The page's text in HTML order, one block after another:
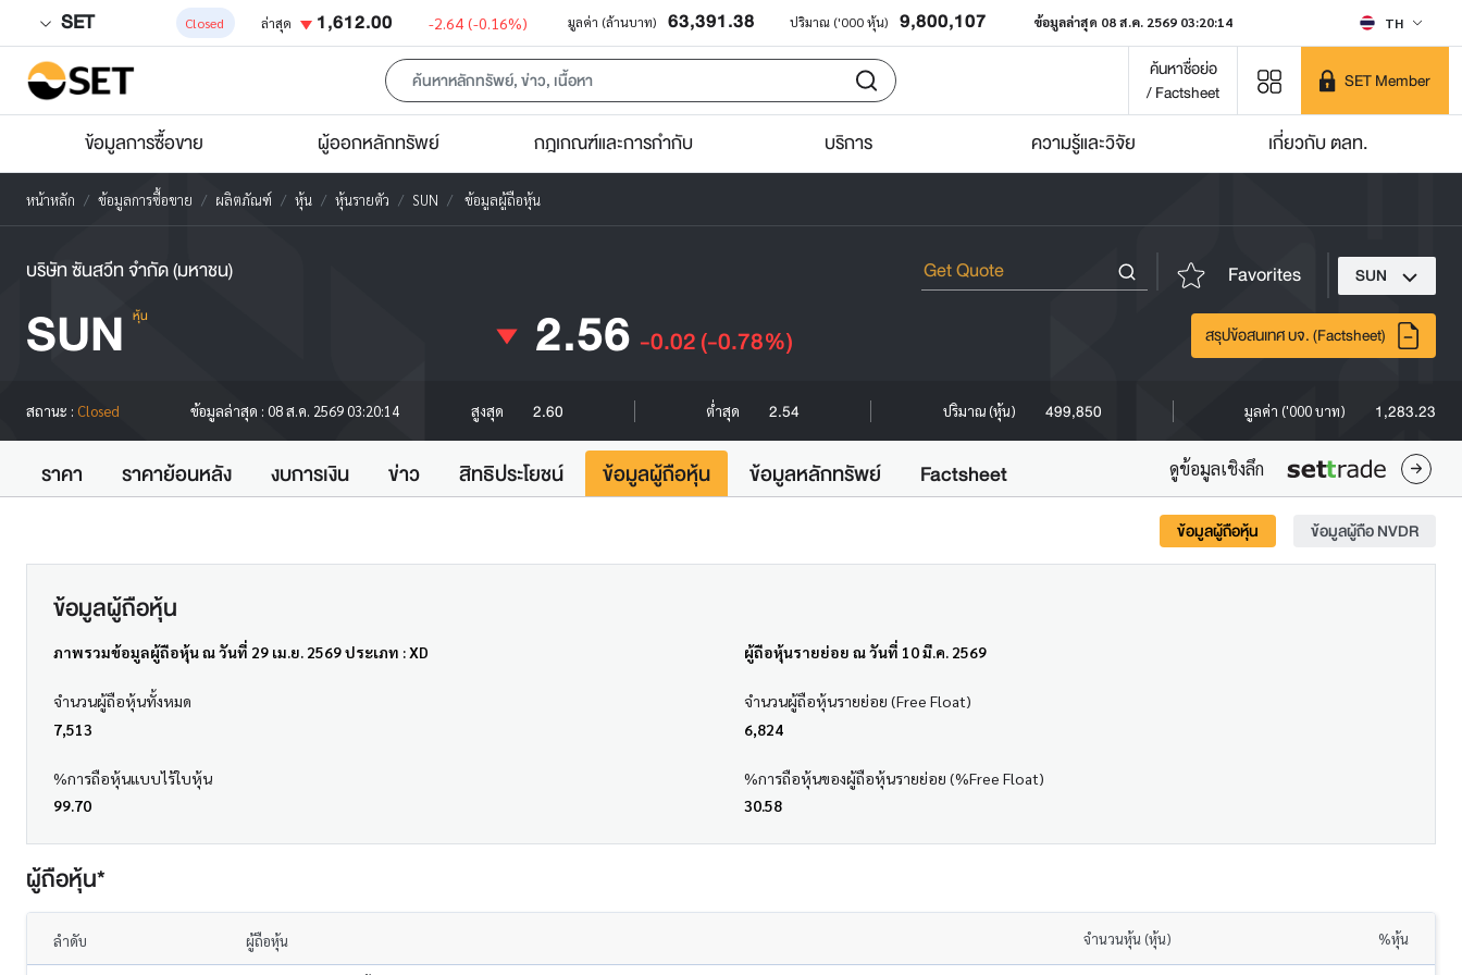
SET Closed ล่าสุด 1,612.00 -2.64 (-0.16%) มูลค่า (ล้านบาท) 63,391.38 ปริมาณ ('000 หุ้น) 9,800,107 ข้อมูลล่าสุด 08 ส.ค. 2569 03:20:14 TH
ค้นหาชื่อย่อ
/ Factsheet
SET Member
ข้อมูลการซื้อขาย ผู้ออกหลักทรัพย์ กฎเกณฑ์และการกำกับ บริการ ความรู้และวิจัย เกี่ยวกับ ตลท.
หน้าหลัก ข้อมูลการซื้อขาย ผลิตภัณฑ์ หุ้น หุ้นรายตัว SUN ข้อมูลผู้ถือหุ้น
บริษัท ซันสวีท จำกัด (มหาชน) Favorites SUN
SUN หุ้น 2.56 -0.02(-0.78%) สรุปข้อสนเทศ บจ. (Factsheet)
สถานะ : Closed ข้อมูลล่าสุด :08 ส.ค. 2569 03:20:14 สูงสุด 2.60 ต่ำสุด 2.54 ปริมาณ (หุ้น) 499,850 มูลค่า ('000 บาท) 1,283.23
ราคา ราคาย้อนหลัง งบการเงิน ข่าว สิทธิประโยชน์ ข้อมูลผู้ถือหุ้น ข้อมูลหลักทรัพย์ Factsheet ดูข้อมูลเชิงลึก
ข้อมูลผู้ถือหุ้น ข้อมูลผู้ถือ NVDR
ข้อมูลผู้ถือหุ้น
ภาพรวมข้อมูลผู้ถือหุ้น ณ วันที่ 29 เม.ย. 2569 ประเภท : XD ผู้ถือหุ้นรายย่อย ณ วันที่ 10 มี.ค. 2569
จำนวนผู้ถือหุ้นทั้งหมด
7,513
จำนวนผู้ถือหุ้นรายย่อย (Free Float)
6,824
%การถือหุ้นแบบไร้ใบหุ้น
99.70
%การถือหุ้นของผู้ถือหุ้นรายย่อย (%Free Float)
30.58
ผู้ถือหุ้น*
ลำดับ ผู้ถือหุ้น จำนวนหุ้น (หุ้น) %หุ้น